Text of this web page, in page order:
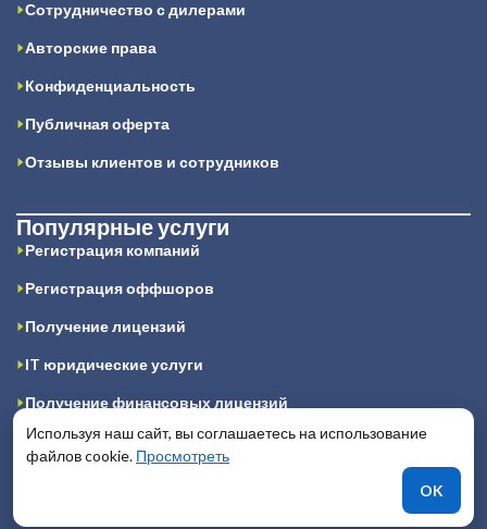
Сотрудничество с дилерами
Авторские права
Конфиденциальность
Публичная оферта
Отзывы клиентов и сотрудников
Популярные услуги
Регистрация компаний
Регистрация оффшоров
Получение лицензий
IT юридические услуги
Получение финансовых лицензий
Получение игорной лицензии
Используя наш сайт, вы соглашаетесь на использование
файлов cookie. Просмотреть
OK